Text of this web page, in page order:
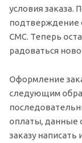
условия заказа.
подтверждение
СМС. Теперь
радоваться
Оформление
следующим
оплаты, данные
заказу